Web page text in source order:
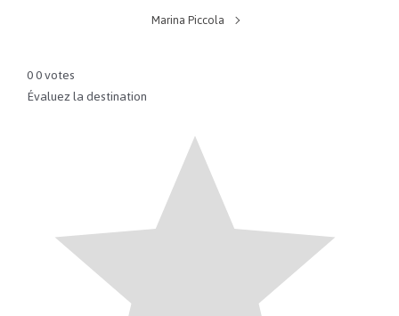
Marina Piccola
00votes
Évaluez la destination